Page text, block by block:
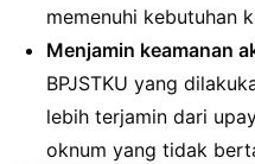
memenuhi kebutuhan
Menjamin keamanan
BPJSTKU yang
lebih terjamin dari
oknum yang tidak